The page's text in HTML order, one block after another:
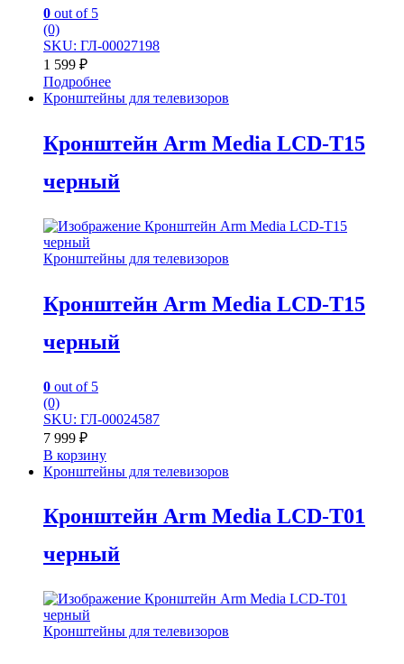
0 out of 5
(0)
SKU: ГЛ-00027198
1 599 ₽
Подробнее
Кронштейны для телевизоров
Кронштейн Arm Media LCD-T15
черный
Кронштейны для телевизоров
Кронштейн Arm Media LCD-T15
черный
0 out of 5
(0)
SKU: ГЛ-00024587
7 999 ₽
В корзину
Кронштейны для телевизоров
Кронштейн Arm Media LCD-T01
черный
Кронштейны для телевизоров